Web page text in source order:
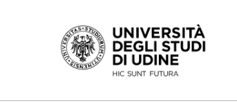
Passa al contenuto principale